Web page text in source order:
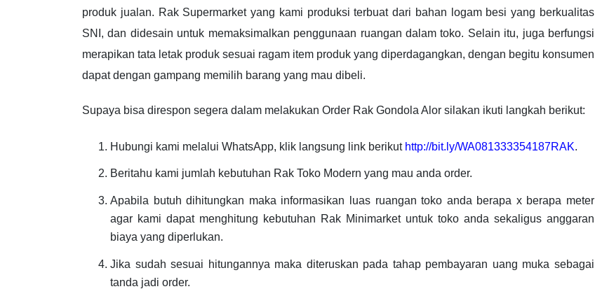
produk jualan. Rak Supermarket yang kami produksi terbuat dari bahan logam besi yang berkualitas
SNI, dan didesain untuk memaksimalkan penggunaan ruangan dalam toko. Selain itu, juga berfungsi
merapikan tata letak produk sesuai ragam item produk yang diperdagangkan, dengan begitu konsumen
dapat dengan gampang memilih barang yang mau dibeli.
Supaya bisa direspon segera dalam melakukan Order Rak Gondola Alor silakan ikuti langkah berikut:
Hubungi kami melalui WhatsApp, klik langsung link berikut http://bit.ly/WA081333354187RAK.
Beritahu kami jumlah kebutuhan Rak Toko Modern yang mau anda order.
Apabila butuh dihitungkan maka informasikan luas ruangan toko anda berapa x berapa meter
agar kami dapat menghitung kebutuhan Rak Minimarket untuk toko anda sekaligus anggaran
biaya yang diperlukan.
Jika sudah sesuai hitungannya maka diteruskan pada tahap pembayaran uang muka sebagai
tanda jadi order.